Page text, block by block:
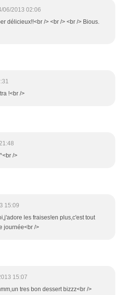
06/2013 02:06
délicieux!!<br /> <br /> <br /> Bious.
!<br />
/>
15:09
les fraises!en plus,c'est tout
journée<br />
15:07
tres bon dessert bizzz<br />